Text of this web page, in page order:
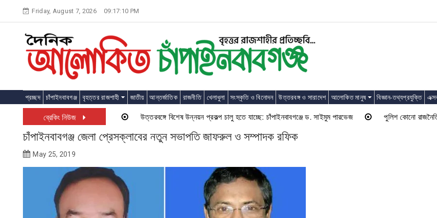
content
Friday, August 7, 2026 09:17:10 PM
প্রচ্ছদ চাঁপাইনবাবগঞ্জ বৃহত্তর রাজশাহী জাতীয় আন্তর্জাতিক রাজনীতি খেলাধুলা সংস্কৃতি ও বিনোদন উত্তরবঙ্গ ও সারাদেশ আলোকিত মানুষ বিজ্ঞান-তথ্যপ্রযুক্তি
ব্রেকিং নিউজ উত্তরবঙ্গে বিশেষ উন্নয়ন প্রকল্প চালু হতে যাচ্ছে: চাঁপাইনবাবগঞ্জে ড. সাইমুম পারভেজ পুলিশ কোনো রাজনৈতিক
চাঁপাইনবাবগঞ্জ জেলা প্রেসক্লাবের নতুন সভাপতি জাফরুল ও সম্পাদক রফিক
May 25, 2019